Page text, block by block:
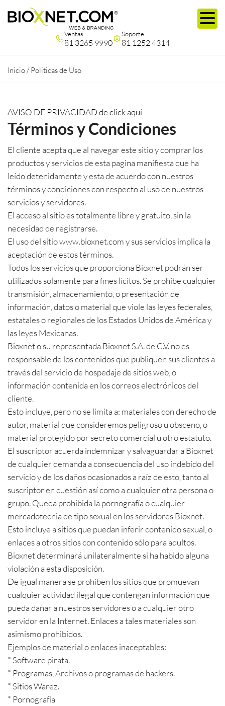
Ventas
81 3265 9990
Soporte
81 1252 4314
Inicio /Politicas de Uso
AVISO DE PRIVACIDAD de click aquí
Términos y Condiciones
El cliente acepta que al navegar este sitio y comprar los
productos y servicios de esta pagina manifiesta que ha
leído detenidamente y esta de acuerdo con nuestros
términos y condiciones con respecto al uso de nuestros
servicios y servidores.
El acceso al sitio es totalmente libre y gratuito, sin la
necesidad de registrarse.
El uso del sitio www.bioxnet.com y sus servicios implica la
aceptación de estos términos.
Todos los servicios que proporciona Bioxnet podrán ser
utilizados solamente para fines lícitos. Se prohíbe cualquier
transmisión, almacenamiento, o presentación de
información, datos o material que viole las leyes federales,
estatales o regionales de los Estados Unidos de América y
las leyes Mexicanas.
Bioxnet o su representada Bioxnet S.A. de C.V. no es
responsable de los contenidos que publiquen sus clientes a
través del servicio de hospedaje de sitios web, o
información contenida en los correos electrónicos del
cliente.
Esto incluye, pero no se limita a: materiales con derecho de
autor, material que consideremos peligroso u obsceno, o
material protegido por secreto comercial u otro estatuto.
El suscriptor acuerda indemnizar y salvaguardar a Bioxnet
de cualquier demanda a consecuencia del uso indebido del
servicio y de los daños ocasionados a raíz de esto, tanto al
suscriptor en cuestión así como a cualquier otra persona o
grupo. Queda prohibida la pornografía o cualquier
mercadotecnia de tipo sexual en los servidores Bioxnet.
Esto incluye a sitios que puedan inferir contenido sexual, o
enlaces a otros sitios con contenido sólo para adultos.
Bioxnet determinará unilateralmente si ha habido alguna
violación a esta disposición.
De igual manera se prohíben los sitios que promuevan
cualquier actividad ilegal que contengan información que
pueda dañar a nuestros servidores o a cualquier otro
servidor en la Internet. Enlaces a tales materiales son
asimismo prohibidos.
Ejemplos de material o enlaces inaceptables:
* Software pirata.
* Programas, Archivos o programas de hackers.
* Sitios Warez.
* Pornografía